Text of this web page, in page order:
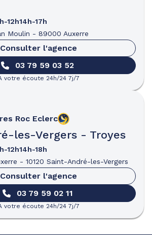
12h14h-17h
Moulin - 89000 Auxerre
Consulter l'agence
03 79 59 03 52
votre écoute 24h/24 7j/7
Roc Eclerc
les-Vergers - Troyes
12h14h-18h
- 10120 Saint-André-les-Vergers
Consulter l'agence
03 79 59 02 11
votre écoute 24h/24 7j/7